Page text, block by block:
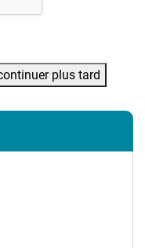
plus tard
dans un